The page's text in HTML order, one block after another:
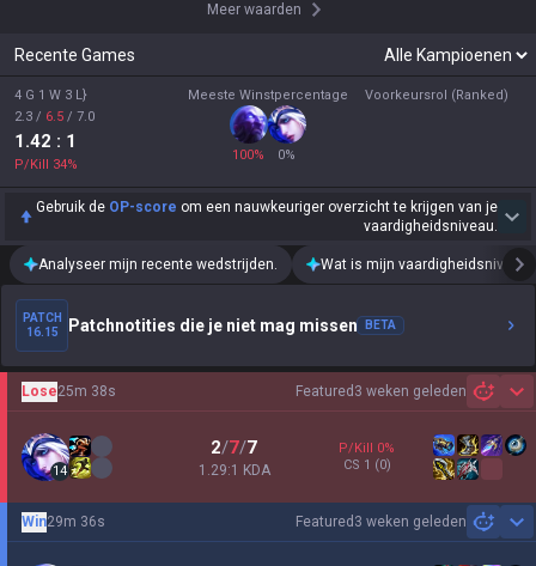
Meer waarden
Recente Games
4 G 1 W 3 L}
2.3 / 6.5 / 7.0
1.42 : 1
P/Kill 34%
Meeste Winstpercentage
100% 0%
Voorkeursrol (Ranked)
Gebruik de OP-score om een nauwkeuriger overzicht te krijgen van je
vaardigheidsniveau.
Analyseer mijn recente wedstrijden. Wat is mijn vaardigheidsniveau?
PATCH
16.15
Patchnotities die je niet mag missen BETA
Featured 3 weken geleden
Lose25m 38s
14
2/7/7
1.29:1 KDA
P/Kill 0%
CS 1 (0)
Featured 3 weken geleden
Win29m 36s